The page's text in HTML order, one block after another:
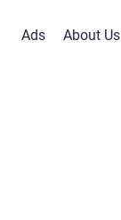
Ads About Us